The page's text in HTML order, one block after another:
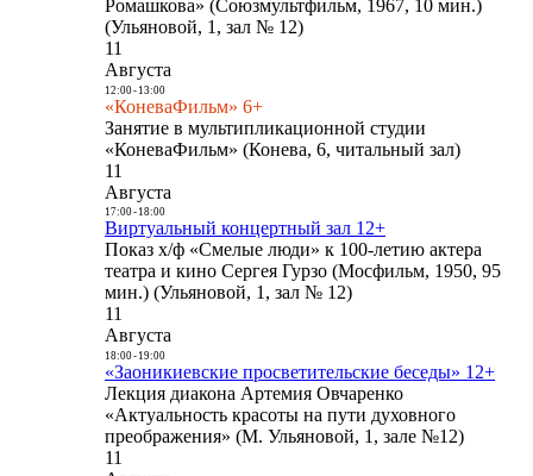
Ромашкова» (Союзмультфильм, 1967, 10 мин.)
(Ульяновой, 1, зал № 12)
11
Августа
12:00- 13:00
«КоневаФильм» 6+
Занятие в мультипликационной студии
«КоневаФильм» (Конева, 6, читальный зал)
11
Августа
17:00- 18:00
Виртуальный концертный зал 12+
Показ х/ф «Смелые люди» к 100-летию актера
театра и кино Сергея Гурзо (Мосфильм, 1950, 95
мин.) (Ульяновой, 1, зал № 12)
11
Августа
18:00- 19:00
«Заоникиевские просветительские беседы» 12+
Лекция диакона Артемия Овчаренко
«Актуальность красоты на пути духовного
преображения» (М. Ульяновой, 1, зале №12)
11